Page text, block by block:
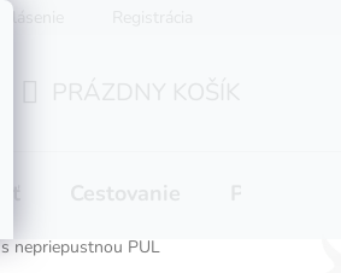
nepriepustnou PUL